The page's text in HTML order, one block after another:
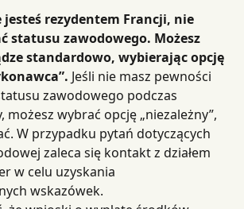
jesteś rezydentem Francji, nie
statusu zawodowego. Możesz
standardowo, wybierając opcję
Jeśli nie masz pewności
zawodowego podczas
możesz wybrać opcję „niezależny”,
W przypadku pytań dotyczących
zaleca się kontakt z działem
w celu uzyskania
wskazówek.